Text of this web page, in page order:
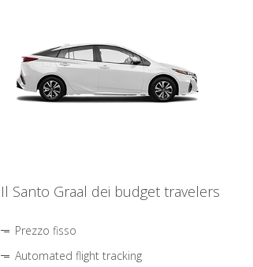
Il Santo Graal dei budget travelers
Prezzo fisso
Automated flight tracking